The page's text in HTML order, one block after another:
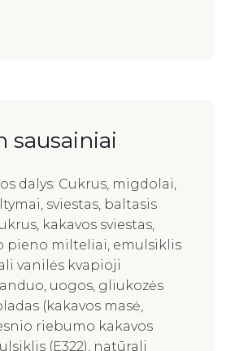
sausainiai
dalys: Cukrus, migdolai,
sviestas, baltasis
kakavos sviestas,
pieno milteliai, emulsiklis
vanilės kvapioji
uogos, gliukozės
(kakavos masė,
riebumo kakavos
(E322), natūrali